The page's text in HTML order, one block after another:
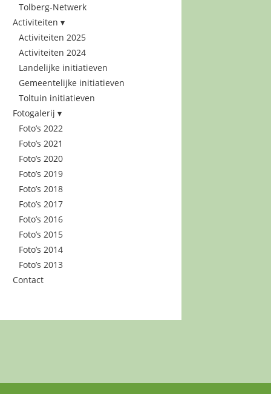
Tolberg-Netwerk
Activiteiten
Activiteiten 2025
Activiteiten 2024
Landelijke initiatieven
Gemeentelijke initiatieven
Toltuin initiatieven
Fotogalerij
Foto’s 2022
Foto’s 2021
Foto’s 2020
Foto’s 2019
Foto’s 2018
Foto’s 2017
Foto’s 2016
Foto’s 2015
Foto’s 2014
Foto’s 2013
Contact